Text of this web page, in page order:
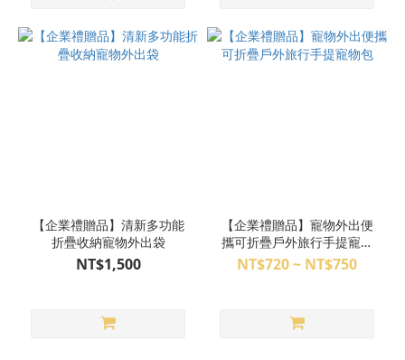
【企業禮贈品】清新多功能
折疊收納寵物外出袋
NT$1,500
【企業禮贈品】寵物外出便
攜可折疊戶外旅行手提寵物
包
NT$720 ~ NT$750